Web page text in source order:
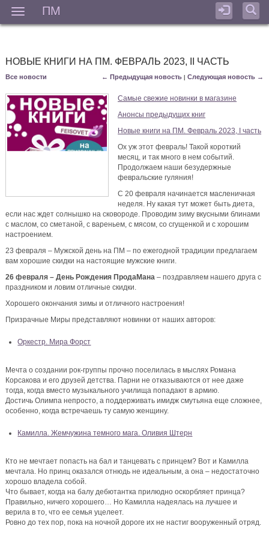
ПМ
НОВЫЕ КНИГИ НА ПМ. ФЕВРАЛЬ 2023, II ЧАСТЬ
← Предыдущая новость| Следующая новость →
Все новости
Самые свежие новинки в магазине
Анонсы предыдущих книг
Новые книги на ПМ. Февраль 2023, I часть
Ох уж этот февраль! Такой короткий
месяц, и так много в нем событий.
Продолжаем наши безудержные
февральские гуляния!
С 20 февраля начинается масленичная
неделя. Ну какая тут может быть диета,
если нас ждет солнышко на сковороде. Проводим зиму вкусными блинами
с маслом, со сметаной, с вареньем, с мясом, со сгущенкой и с хорошим
настроением.
23 февраля – Мужской день на ПМ – по ежегодной традиции предлагаем
вам хорошие скидки на настоящие мужские книги.
26 февраля – День Рождения ПродаМана – поздравляем нашего друга с
праздником и ловим отличные скидки.
Хорошего окончания зимы и отличного настроения!
Призрачные Миры представляют новинки от наших авторов:
Оркестр. Мира Форст
Мечта о создании рок-группы прочно поселилась в мыслях Романа
Корсакова и его друзей детства. Парни не отказываются от нее даже
тогда, когда вместо музыкального училища попадают в армию.
Достичь Олимпа непросто, а поддерживать имидж смутьяна еще сложнее,
особенно, когда встречаешь ту самую женщину.
Камилла. Жемчужина темного мага. Оливия Штерн
Кто не мечтает попасть на бал и танцевать с принцем? Вот и Камилла
мечтала. Но принц оказался отнюдь не идеальным, а она – недостаточно
хорошо владела собой.
Что бывает, когда на балу дебютантка прилюдно оскорбляет принца?
Правильно, ничего хорошего… Но Камилла надеялась на лучшее и
верила в то, что ее семья уцелеет.
Ровно до тех пор, пока на ночной дороге их не настиг вооруженный отряд.